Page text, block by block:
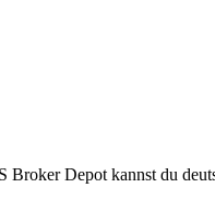
Depot kannst du